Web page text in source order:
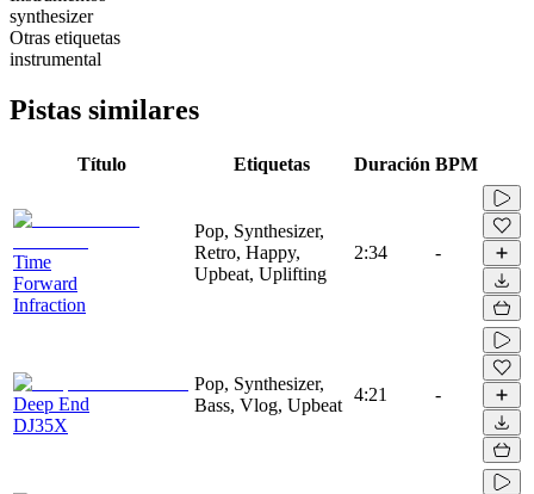
synthesizer
Otras etiquetas
instrumental
Pistas similares
Título Etiquetas Duración BPM
Time
Forward
Infraction
Pop, Synthesizer,
Retro, Happy,
Upbeat, Uplifting
2:34 -
Deep End
DJ35X
Pop, Synthesizer,
Bass, Vlog, Upbeat
4:21 -